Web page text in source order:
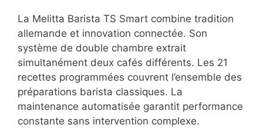
La Melitta Barista TS Smart combine tradition
allemande et innovation connectée. Son
système de double chambre extrait
simultanément deux cafés différents. Les 21
recettes programmées couvrent l’ensemble des
préparations barista classiques. La
maintenance automatisée garantit performance
constante sans intervention complexe.